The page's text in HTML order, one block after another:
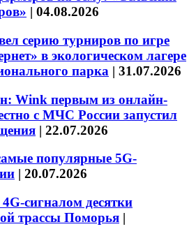
| 04.08.2026
серию турниров по игре
в экологическом лагере
парка | 31.07.2026
Wink первым из онлайн-
с МЧС России запустил
| 22.07.2026
популярные 5G-
| 20.07.2026
сигналом десятки
трассы Поморья |